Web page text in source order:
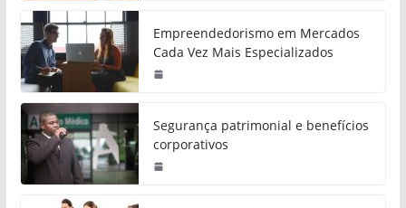
Empreendedorismo em Mercados
Cada Vez Mais Especializados
Segurança patrimonial e benefícios
corporativos